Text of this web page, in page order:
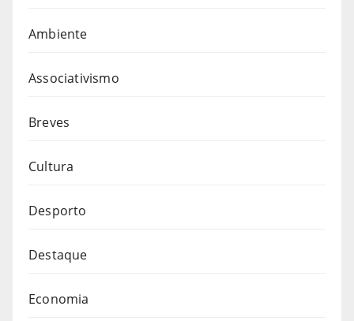
Ambiente
Associativismo
Breves
Cultura
Desporto
Destaque
Economia